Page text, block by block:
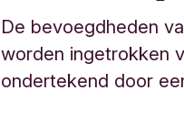
De bevoegdheden
worden ingetrokken
ondertekend door